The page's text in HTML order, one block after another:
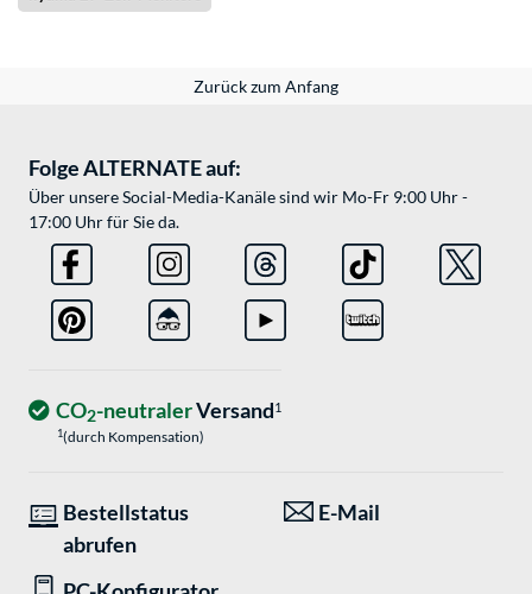
Zurück zum Anfang
Folge ALTERNATE auf:
Über unsere Social-Media-Kanäle sind wir Mo-Fr 9:00 Uhr -
17:00 Uhr für Sie da.
CO2-neutralerVersand1
1(durch Kompensation)
Bestellstatus
abrufen
E-Mail